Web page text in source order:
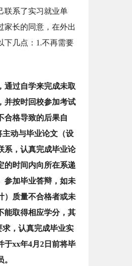
联系了实习就业单
家长的同意，在外出
下几点：1.不再需要
通过自学来完成未取
并按时回校参加考试
合格导致的后果自
动与毕业论文（设
系，认真完成毕业论
的时间内向所在系递
参加毕业答辩，如未
）质量不合格者或未
能取得相应学分，其
求，认真完成毕业实
于xx年4月2日前将毕